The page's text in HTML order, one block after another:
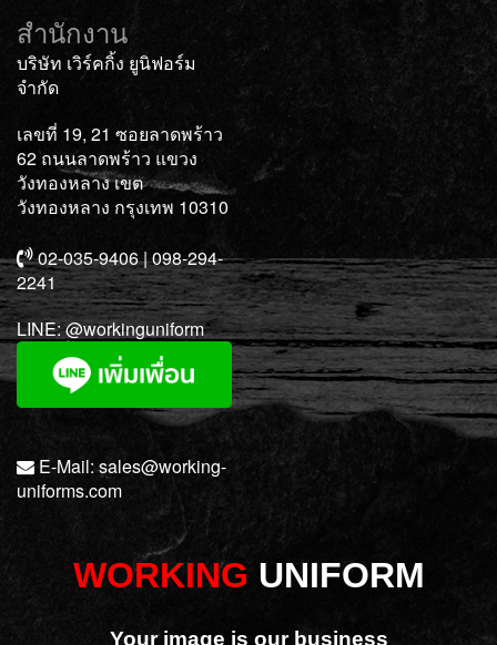
สำนักงาน
บริษัท เวิร์คกิ้ง ยูนิฟอร์ม
จำกัด
เลขที่ 19, 21 ซอยลาดพร้าว
62 ถนนลาดพร้าว แขวง
วังทองหลาง เขต
วังทองหลาง กรุงเทพ 10310
02-035-9406 | 098-294-
2241
LINE:@workinguniform
E-Mail:sales@working-
uniforms.com
WORKING UNIFORM
Your image is our business